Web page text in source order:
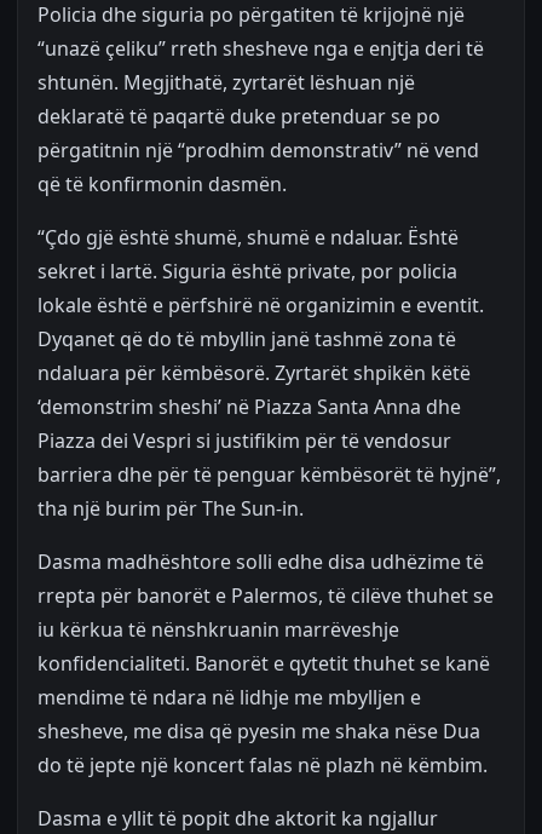
Policia dhe siguria po përgatiten të krijojnë një
“unazë çeliku” rreth shesheve nga e enjtja deri të
shtunën. Megjithatë, zyrtarët lëshuan një
deklaratë të paqartë duke pretenduar se po
përgatitnin një “prodhim demonstrativ” në vend
që të konfirmonin dasmën.
“Çdo gjë është shumë, shumë e ndaluar. Është
sekret i lartë. Siguria është private, por policia
lokale është e përfshirë në organizimin e eventit.
Dyqanet që do të mbyllin janë tashmë zona të
ndaluara për këmbësorë. Zyrtarët shpikën këtë
‘demonstrim sheshi’ në Piazza Santa Anna dhe
Piazza dei Vespri si justifikim për të vendosur
barriera dhe për të penguar këmbësorët të hyjnë”,
tha një burim për The Sun-in.
Dasma madhështore solli edhe disa udhëzime të
rrepta për banorët e Palermos, të cilëve thuhet se
iu kërkua të nënshkruanin marrëveshje
konfidencialiteti. Banorët e qytetit thuhet se kanë
mendime të ndara në lidhje me mbylljen e
shesheve, me disa që pyesin me shaka nëse Dua
do të jepte një koncert falas në plazh në këmbim.
Dasma e yllit të popit dhe aktorit ka ngjallur